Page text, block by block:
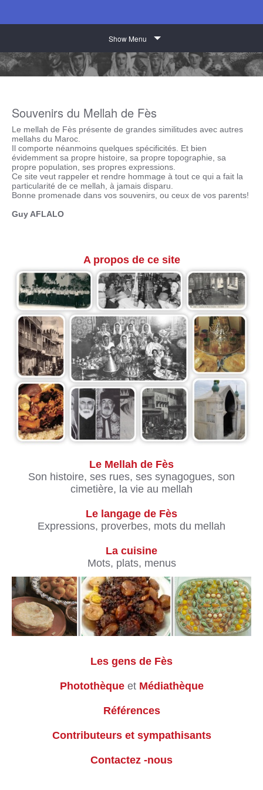
Show Menu
Souvenirs du Mellah de Fès
Le mellah de Fès présente de grandes similitudes avec autres
mellahs du Maroc.
Il comporte néanmoins quelques spécificités. Et bien
évidemment sa propre histoire, sa propre topographie, sa
propre population, ses propres expressions.
Ce site veut rappeler et rendre hommage à tout ce qui a fait la
particularité de ce mellah, à jamais disparu.
Bonne promenade dans vos souvenirs, ou ceux de vos parents!
Guy AFLALO
A propos de ce site
Le Mellah de Fès
Son histoire, ses rues, ses synagogues, son
cimetière, la vie au mellah
Le langage de Fès
Expressions, proverbes, mots du mellah
La cuisine
Mots, plats, menus
Les gens de Fès
Photothèque et Médiathèque
Références
Contributeurs et sympathisants
Contactez -nous